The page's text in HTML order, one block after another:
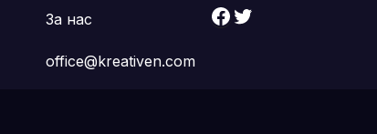
За нас
office@kreativen.com
Facebook Twitter